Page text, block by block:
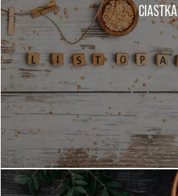
CIASTKA